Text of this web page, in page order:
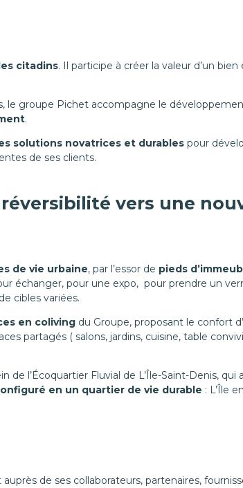
citadins. Il participe à créer la valeur d’un
le groupe Pichet accompagne le
.
solutions novatrices et durables pour
de ses clients.
vers une
de vie urbaine, par l’essor de pieds
échanger, pour une expo, pour prendre un
cibles variées.
en coliving du Groupe, proposant le confort
partagés ( salons, jardins, cuisine, table
l’Écoquartier Fluvial de L’Île-Saint-Denis,
en un quartier de vie durable : L’Île
de ses collaborateurs, partenaires,